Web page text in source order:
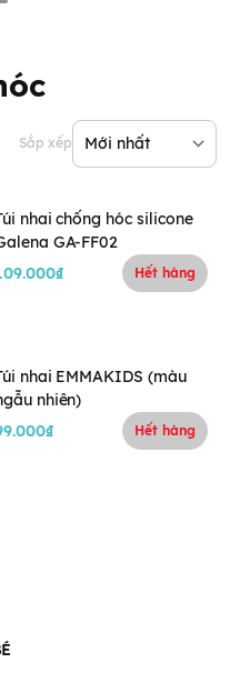
Sắp xếp
nhai chống hóc silicone
GA-FF02
Hết hàng
nhai EMMAKIDS (màu
nhiên)
Hết hàng